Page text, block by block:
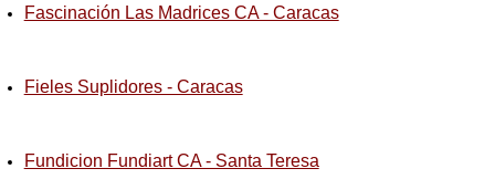
Fascinación Las Madrices CA - Caracas
Fieles Suplidores - Caracas
Fundicion Fundiart CA - Santa Teresa